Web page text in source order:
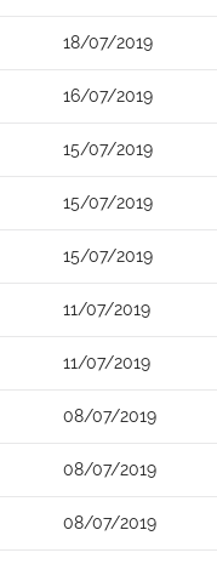
18/07/2019
16/07/2019
15/07/2019
15/07/2019
15/07/2019
11/07/2019
11/07/2019
08/07/2019
08/07/2019
08/07/2019